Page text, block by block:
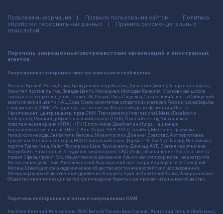
Правовая информация Правила пользования сайтом
Политика
обработки персональных данных
Правила рекомендательных
технологий
Перечень запрещённых/экстремистских организаций и иностранных
агентов
Запрещённые/экстремистские организации и сообщества
Альянс Врачей, Агора, Голос, Гражданское содействие, Династия (фонд), За права человека,
Комитет против пыток, Левада-Центр, Мемориал, Молодая Карелия, Московская школа
гражданского просвещения, Пермь-36, Ракурс, Русь Сидящая, Сахаровский центр, Сибирский
экологический центр, ИАЦ Сова, Союз комитетов солдатских матерей России, Фонд борьбы
с коррупцией (ФБК), Фонд защиты гласности, Фонд свободы информации, Центр
Насилию.нет, Центр защиты прав СМИ, Transparency International, Meta (Facebook и
Instagram), Русский добровольческий корпус (РДК), Правый сектор, Украинская
повстанческая армия (УПА), ИГИЛ, полк Азов, Джебхат ан-Нусра, Национал-
Большевистская партия (НБП), Аль-Каида, УНА-УНСО, Талибан, Меджлис крымско-
татарского народа, Свидетели Иеговы, Мизантропик Дивижн, Братство, Артподготовка,
Тризуб им. Степана Бандеры, НСО, Славянский союз, Формат-18, Хизб ут-Тахрир, Исламская
партия Туркестана, Хайят Тахрир аш-Шам, Таухид валь-Джихад, АУЕ, Братья мусульмане,
Колумбайн, Навальный, К. Буданов, медиапроект ОВД-Инфо, объединение Револьт-центр,
проект Сфера, проект Эхо, общественное движение Крымская солидарность, медиагруппа
Автономное действие, Американский Арктический центр при Университете Северной
Айовы, Швейцарское академическое общество восточноевропейских исследований,
Международное общественное движение В защиту прав избирателей Голос, Американское
Общество евангелизации детей, Финляндское Карельское просветительское общество.
Перечень иностранных агентов и запрещённых СМИ
Киселёв Евгений Алекссевич, WWF, Белый Руслан Викторович, Анатолий Белый (Вайсман),